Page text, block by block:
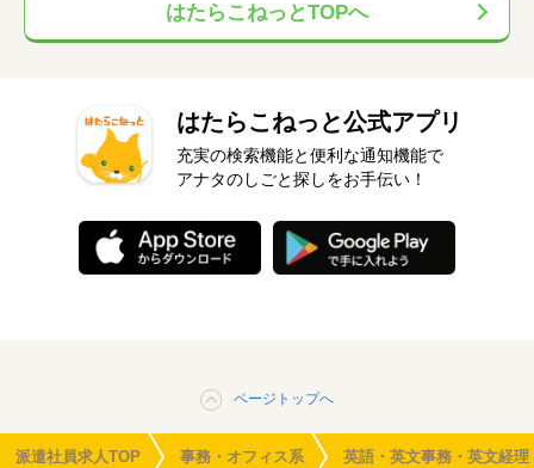
はたらこねっとTOPへ
はたらこねっと公式アプリ
充実の検索機能と便利な通知機能で
アナタのしごと探しをお手伝い！
ページトップへ
派遣社員求人TOP 事務・オフィス系 英語・英文事務・英文経理